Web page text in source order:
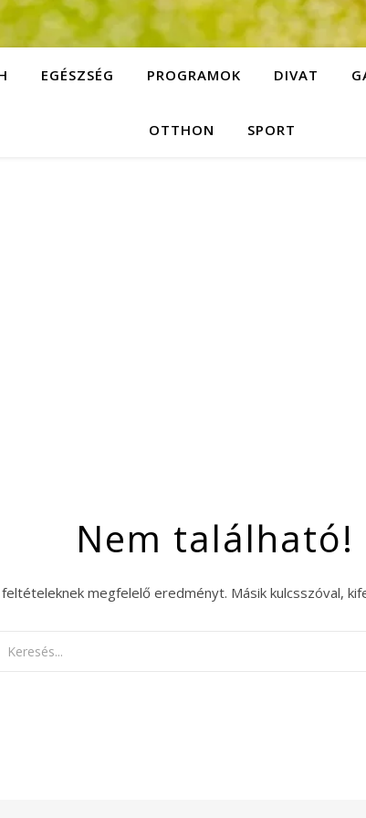
EGÉSZSÉG PROGRAMOK DIVAT
OTTHON SPORT
Nem található!
megfelelő eredményt. Másik kulcsszóval,